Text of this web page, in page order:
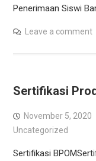
Penerimaan Siswi
Leave a comment
Sertifikasi
November 5, 2020
Uncategorized
Sertifikasi